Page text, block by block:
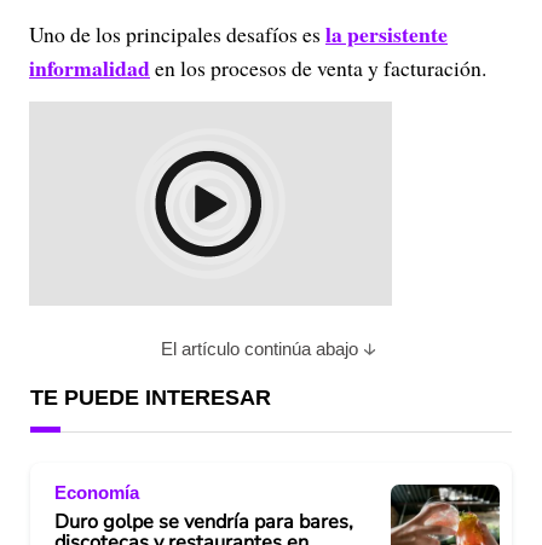
Uno de los principales desafíos es la persistente
informalidaden los procesos de venta y facturación.
El artículo continúa abajo
TE PUEDE INTERESAR
Economía
Duro golpe se vendría para bares,